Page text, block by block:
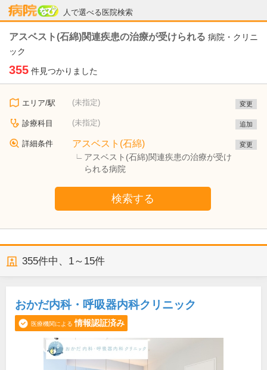
人で選べる医院検索
病院なび
アスベスト(石綿)関連疾患の治療が受けられる 病院・クリニ
ック
355 件見つかりました
エリア/駅 (未指定) 変更
診療科目 (未指定) 追加
詳細条件 アスベスト(石綿)
アスベスト(石綿)関連疾患の治療が受け
られる病院
変更
検索する
355件中、 1～15件
おかだ内科・呼吸器内科クリニック
医療機関による 情報認証済み